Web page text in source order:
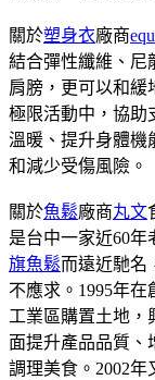
關於塑身衣廠商
結合彈性纖維、尼
肩膀，更可以和緩
極限活動中，協助
溫暖、提升身體機
和減少受傷風險。
關於魚鬆廠商丸文
是台中一家近60
旗魚鬆而遠近馳名
不應求。1995年
工業區購置土地，
面提升產品品質、
調理美食。2002